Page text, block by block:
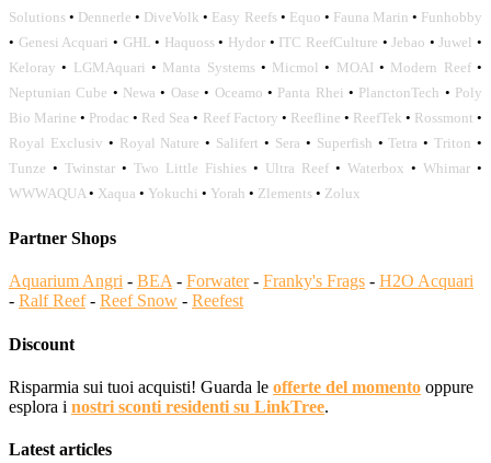
Solutions • Dennerle • DiveVolk • Easy Reefs• Equo • Fauna Marin • Funhobby
• Genesi Acquari • GHL • Haquoss• Hydor • ITC ReefCulture •Jebao •Juwel •
Keloray • LGMAquari • Manta Systems• Micmol • MOAI • Modern Reef•
Neptunian Cube • Newa • Oase • Oceamo • Panta Rhei • PlanctonTech • Poly
Bio Marine • Prodac • Red Sea • Reef Factory • Reefline • ReefTek • Rossmont •
Royal Exclusiv • Royal Nature • Salifert • Sera • Superfish •Tetra •Triton •
Tunze • Twinstar • Two Little Fishies • Ultra Reef • Waterbox • Whimar •
WWWAQUA • Xaqua • Yokuchi • Yorah • Zlements • Zolux
Partner Shops
Aquarium Angri - BEA- Forwater- Franky's Frags - H2O Acquari
- Ralf Reef- Reef Snow - Reefest
Discount
Risparmia sui tuoi acquisti! Guarda le offerte del momento oppure
esplora i nostri sconti residenti su LinkTree.
Latest articles